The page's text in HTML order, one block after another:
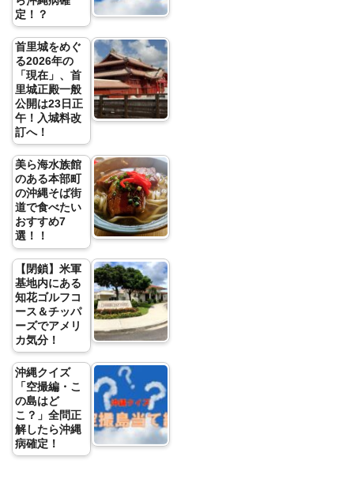
定！？
首里城をめぐ
る2026年の
「現在」、首
里城正殿一般
公開は23日正
午！入城料改
訂へ！
美ら海水族館
のある本部町
の沖縄そば街
道で食べたい
おすすめ7
選！！
【閉鎖】米軍
基地内にある
知花ゴルフコ
ース＆チッパ
ーズでアメリ
カ気分！
沖縄クイズ
「空撮編・こ
の島はど
こ？」全問正
解したら沖縄
病確定！